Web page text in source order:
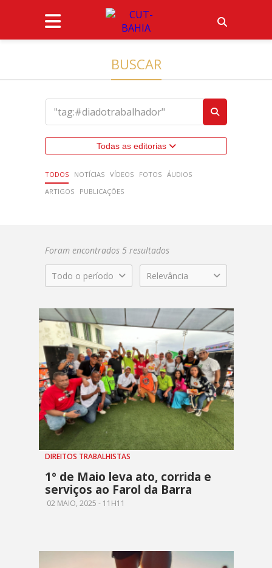
BUSCAR
Todas as editorias
TODOS NOTÍCIAS VÍDEOS FOTOS ÁUDIOS
ARTIGOS
PUBLICAÇÕES
Foram encontrados 5 resultados
Todo o período Relevância
DIREITOS TRABALHISTAS
1º de Maio leva ato, corrida e
serviços ao Farol da Barra
02 MAIO, 2025 - 11H11